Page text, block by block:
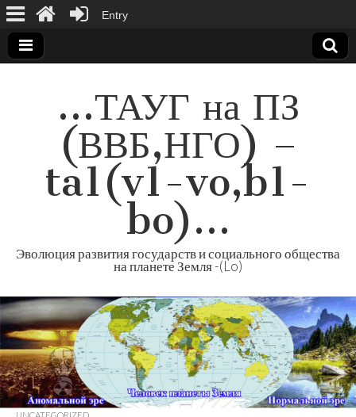
…ТАУГ на ПЗ
(ВВБ,НГО) –
ta1(v1-vo,b1-
bo)…
Эволюция развития государств и социального общества
на планете Земля-(Lo)
Entry